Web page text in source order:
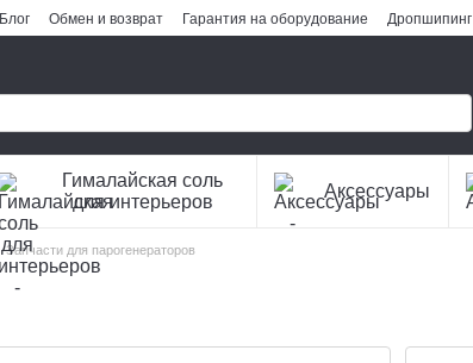
Блог Обмен и возврат Гарантия на оборудование
Дропшипинг
Гималайская соль
для интерьеров
Аксессуары
Запчасти для парогенераторов